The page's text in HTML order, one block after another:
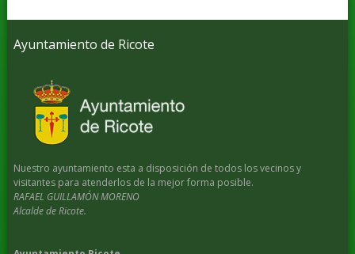
Ayuntamiento de Ricote
Nuestro ayuntamiento esta a disposición de todos los vecinos y
visitantes para atenderlos de la mejor forma posible.
RAFAEL GUILLAMÓN MORENO
Alcalde de Ricote.